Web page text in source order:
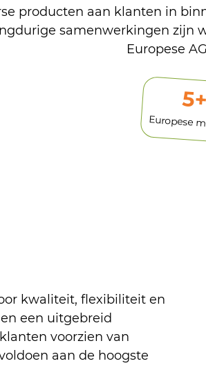
producten aan klanten in
samenwerkingen zijn
Europese
6+
Europese
kwaliteit, flexibiliteit en
een uitgebreid
voorzien van
aan de hoogste